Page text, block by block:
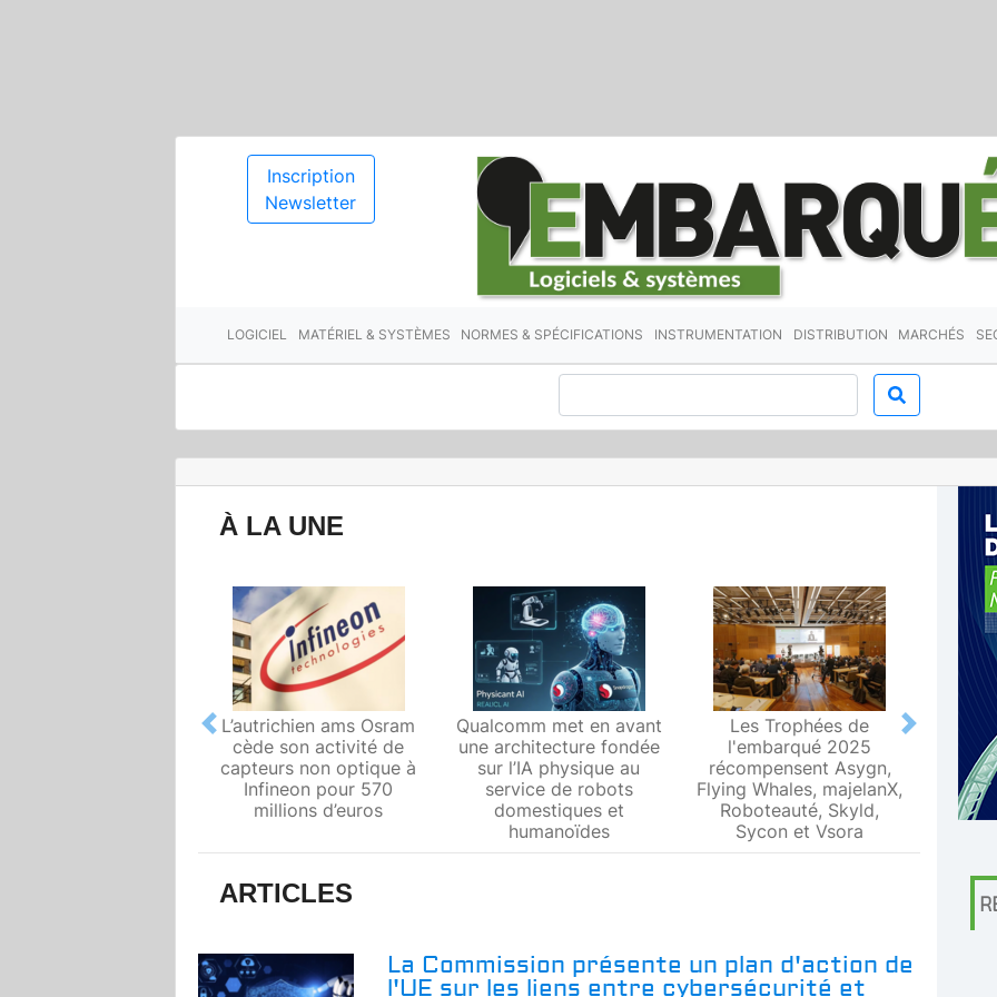
Inscription
Newsletter
LOGICIEL MATÉRIEL & SYSTÈMES NORMES & SPÉCIFICATIONS INSTRUMENTATION DISTRIBUTION MARCHÉS
À LA UNE
L’autrichien ams Osram
cède son activité de
capteurs non optique à
Infineon pour 570
millions d’euros
Qualcomm met en avant
une architecture fondée
sur l’IA physique au
service de robots
domestiques et
humanoïdes
Les Trophées de
l'embarqué 2025
récompensent Asygn,
Flying Whales, majelanX,
Roboteauté, Skyld,
Sycon et Vsora
Le
Previous Next
ARTICLES
La Commission présente un plan d'action de
l'UE sur les liens entre cybersécurité et